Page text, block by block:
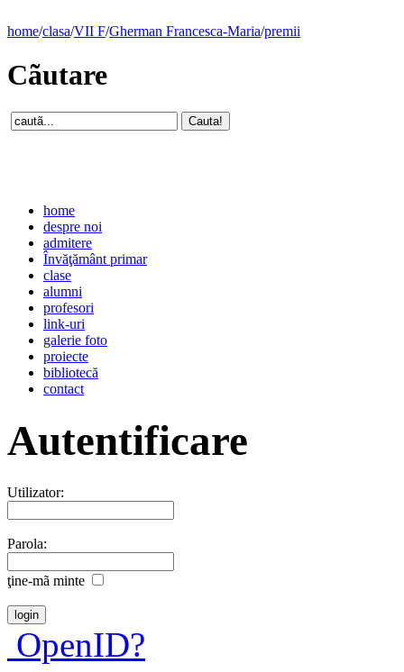
home/clasa/VII F/Gherman Francesca-Maria/premii
Cãutare
home
despre noi
admitere
Învăţământ primar
clase
alumni
profesori
link-uri
galerie foto
proiecte
bibliotecă
contact
Autentificare
Utilizator:
Parola:
ţine-mã minte
OpenID?